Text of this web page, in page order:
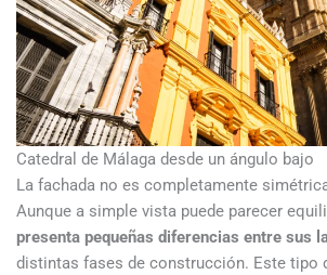
Catedral de Málaga desde un ángulo bajo
La fachada no es completamente
Aunque a simple vista puede parecer
presenta pequeñas diferencias entre sus
distintas fases de construcción. Este tipo